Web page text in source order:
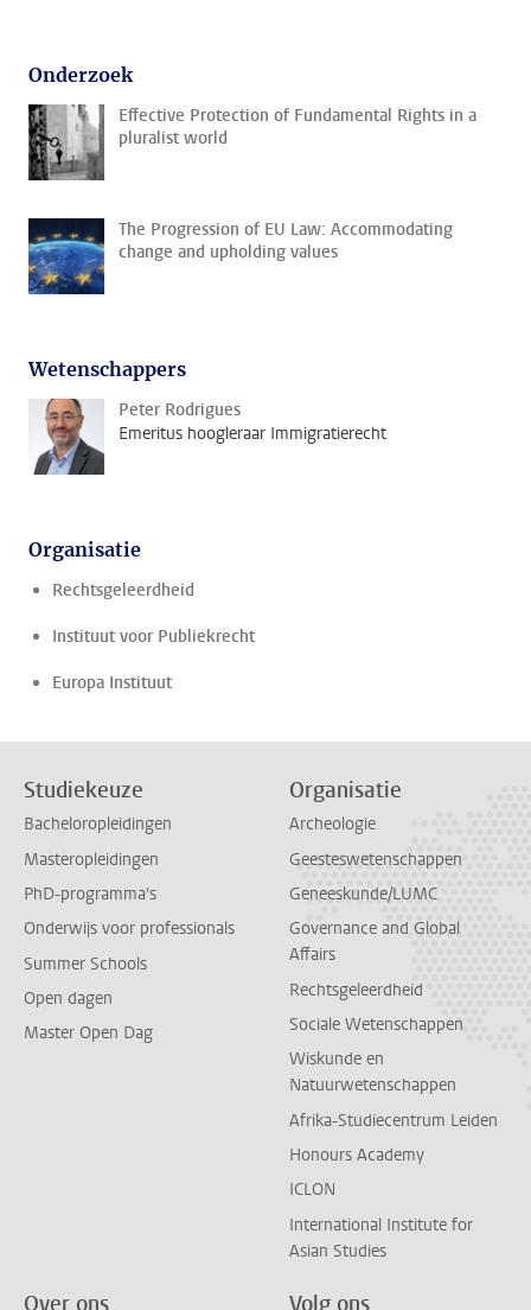
Onderzoek
Effective Protection of Fundamental Rights in a
pluralist world
The Progression of EU Law: Accommodating
change and upholding values
Wetenschappers
Peter Rodrigues
Emeritus hoogleraar Immigratierecht
Organisatie
Rechtsgeleerdheid
Instituut voor Publiekrecht
Europa Instituut
Studiekeuze
Bacheloropleidingen
Masteropleidingen
PhD-programma's
Onderwijs voor professionals
Summer Schools
Open dagen
Master Open Dag
Organisatie
Archeologie
Geesteswetenschappen
Geneeskunde/LUMC
Governance and Global
Affairs
Rechtsgeleerdheid
Sociale Wetenschappen
Wiskunde en
Natuurwetenschappen
Afrika-Studiecentrum Leiden
Honours Academy
ICLON
International Institute for
Asian Studies
Over ons Volg ons